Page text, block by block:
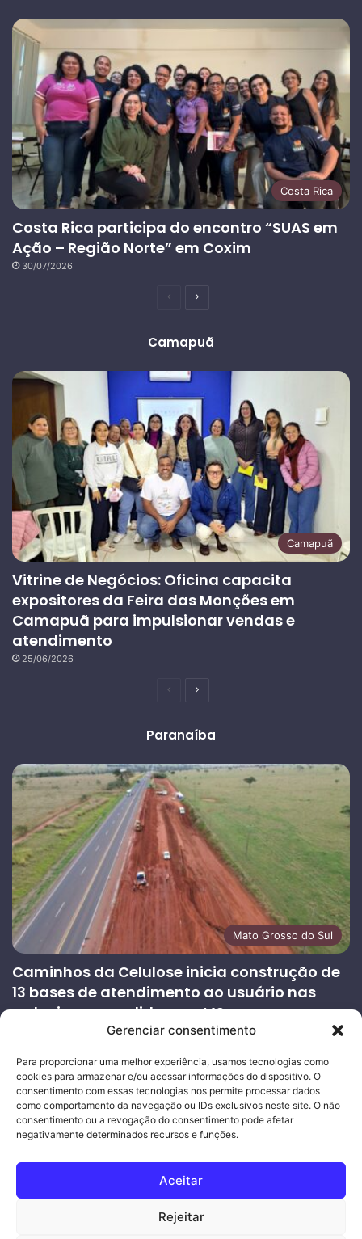
Gerenciar consentimento
Para proporcionar uma melhor experiência, usamos tecnologias como
cookies para armazenar e/ou acessar informações do dispositivo. O
consentimento com essas tecnologias nos permite processar dados
como comportamento da navegação ou IDs exclusivos neste site. O não
consentimento ou a revogação do consentimento pode afetar
negativamente determinados recursos e funções.
Aceitar
Rejeitar
Costa Rica
Costa Rica participa do encontro “SUAS em
Ação – Região Norte” em Coxim
30/07/2026
PáginaPróxima
Camapuã
Camapuã
Vitrine de Negócios: Oficina capacita
expositores da Feira das Monções em
Camapuã para impulsionar vendas e
atendimento
25/06/2026
PáginaPróxima
Paranaíba
Mato Grosso do Sul
Caminhos da Celulose inicia construção de
13 bases de atendimento ao usuário nas
rodovias concedidas em MS
Página
anterior
Próxima
página
Ouro Empresas- Desenvolvimento Web
Joeber Garcia
FacebookInstagram